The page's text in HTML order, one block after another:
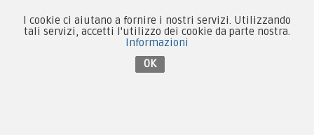
Contattaci su Facebook
I cookie ci aiutano a fornire i nostri servizi. Utilizzando
tali servizi, accetti l'utilizzo dei cookie da parte nostra.
Informazioni
OK